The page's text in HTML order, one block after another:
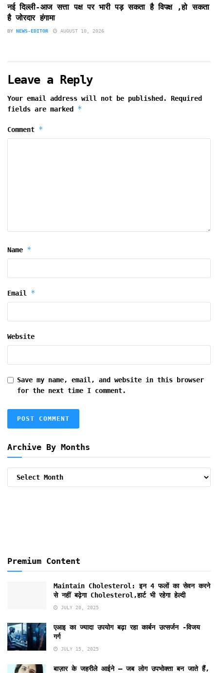
नई दिल्ली-आज सत्ता पक्ष पर भारी पड़ सकता है विपक्ष ,हो सकता
है जोरदार हंगामा
BY NEWS-EDITOR AUGUST 10, 2026
Leave a Reply
Your email address will not be published.
Required
fields are marked *
Comment *
Name *
Email *
Website
Save my name, email, and website in this browser
for the next time I comment.
Archive By Months
Premium Content
Maintain Cholesterol: इन 4 फलों का सेवन करने
से नहीं बढ़ेगा Cholesterol,हार्ट भी रहेगा हेल्दी
JULY 20, 2025
एआइ का ज्यादा उपयोग बढ़ा रहा कार्बन उत्सर्जन -विजय
गर्ग
JULY 15, 2025
बाज़ार के जहरीले आईने – जब लोग उपभोक्ता बन जाते हैं,